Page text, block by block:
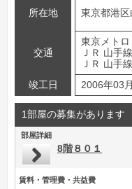
所在地 東京都港
交通
東京メト
ＪＲ 山手
ＪＲ 山手
竣工日
2006年03
1部屋の募集があります
部屋詳細
8階８０１
賃料・管理費・共益費